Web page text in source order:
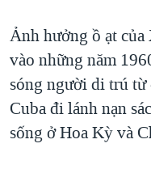
Ảnh hưởng ồ ạt
vào những năm
sóng người di trú
Cuba đi lánh nạn
sống ở Hoa Kỳ và